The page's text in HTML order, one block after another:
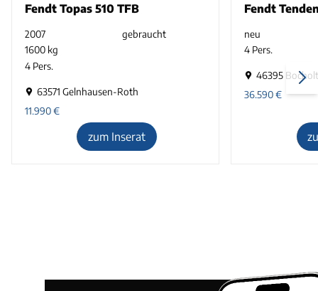
Fendt Topas 510 TFB
2007
gebraucht
1600 kg
4 Pers.
63571 Gelnhausen-Roth
11.990€
zum Inserat
Fendt
neu
4 Pers.
46395 Bocholt
36.590€